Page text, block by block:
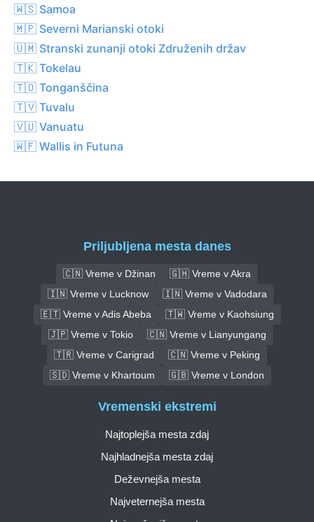
🇼🇸 Samoa
🇲🇵 Severni Marianski otoki
🇺🇲 Stranski zunanji otoki Združenih držav
🇹🇰 Tokelau
🇹🇴 Tonganščina
🇹🇻 Tuvalu
🇻🇺 Vanuatu
🇼🇫 Wallis in Futuna
Priljubljena mesta danes
🇨🇳 Vreme v Džinan
🇬🇭 Vreme v Akra
🇮🇳 Vreme v Lucknow
🇮🇳 Vreme v Vadodara
🇪🇹 Vreme v Adis Abeba
🇹🇼 Vreme v Kaohsiung
🇯🇵 Vreme v Tokio
🇨🇳 Vreme v Lianyungang
🇹🇷 Vreme v Carigrad
🇨🇳 Vreme v Peking
🇸🇩 Vreme v Khartoum
🇬🇧 Vreme v London
Vremenski ekstremi
Najtoplejša mesta zdaj
Najhladnejša mesta zdaj
Deževnejša mesta
Najveternejša mesta